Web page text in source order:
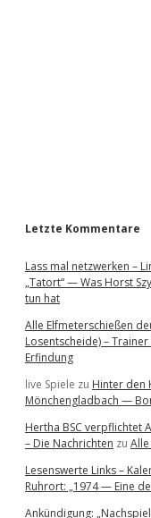
Letzte Kommentare
Lass mal netzwerken –
„Tatort“ — Was Horst
tun hat
Alle Elfmeterschießen
Losentscheide) –
Erfindung
live Spiele zu Hinter den
Mönchengladbach —
Hertha BSC verpflichtet
– Die Nachrichten zu
Lesenswerte Links –
Ruhrort: „1974 — Eine
Ankündigung: